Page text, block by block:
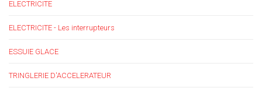
ELECTRICITE
ELECTRICITE - Les interrupteurs
ESSUIE GLACE
TRINGLERIE D'ACCELERATEUR